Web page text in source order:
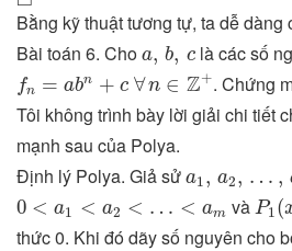
Bằng kỹ thuật tương tự, ta dễ
Bài toán 6. Cho a, b, c
a b, là các số
fn = abn + c ∀n ∈ Z+
n n+c ∀ ∈Z . Chứng
Tôi không trình bày lời giải chi tiết
mạnh sau của Polya.
Định lý Polya. Giả sử a1, a2, … ,
a1 a2 … a
0 < a1 < a2 < … < am
0 <a 1< 2 <… <a và P1(
P1(
thức 0. Khi đó dãy số nguyên cho